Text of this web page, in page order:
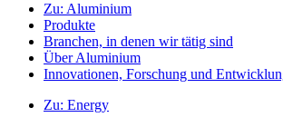
Zu: Aluminium
Produkte
Branchen, in denen wir tätig sind
Über Aluminium
Innovationen, Forschung und
Zu: Energy